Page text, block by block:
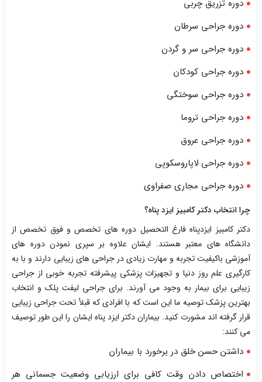
دوره تزریق چربی
دوره جراحی سرطان
دوره جراحی سر و گردن
دوره جراحی کودکان
دوره جراحی سوختگی
دوره جراحی تروما
دوره جراحی عروق
دوره جراحی لاپاروسکوپی
دوره جراحی مجاری صفراوی
چرا انتخاب دکتر کامبیز ایزد پناه؟
دکتر کامبیز ایزدپناه فارغ التحصیل دوره های تخصص و فوق تخصص از
دانشگاه های معتبر هستند. ایشان علاوه بر سپری نمودن دوره های
آموزشی باکیفیت تجربه و مهارت زیادی در جراحی های زیبایی دارند و با به
کارگیری علم روز دنیا و تجهیزات پزشکی پیشرفته تجربه خوبی از جراحی
زیبایی برای بیمار به وجود می آورند. برای جراحی لیفت پلک و انتخاب
بهترین پزشک توصیه ما این است که با افرادی که قبلأ تحت جراحی زیبایی
قرار گرفته اند مشورت کنید. بیماران دکتر ایزد پناه ایشان را این طور توصیف
می کنند:
داشتن حسن خلق در برخورد با بیماران
اختصاص دادن وقت کافی برای ارزیابی وضعیت جسمانی هر